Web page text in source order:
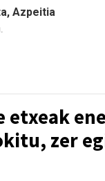
Azpeitia
etxeak
zer